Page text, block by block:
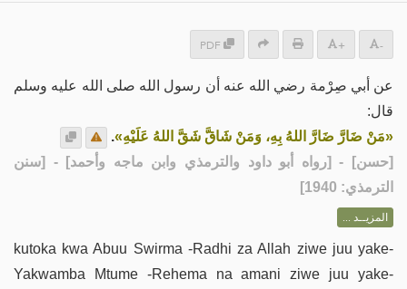
PDF + -
عن أبي صِرْمة رضي الله عنه أن رسول الله صلى الله عليه وسلم
قال:
«مَنْ ضَارَّ ضَارَّ اللهُ بِهِ، وَمَنْ شَاقَّ شَقَّ اللهُ عَلَيْهِ».
[حسن] - [رواه أبو داود والترمذي وابن ماجه وأحمد] - [سنن
الترمذي: 1940]
المزيــد ...
kutoka kwa Abuu Swirma -Radhi za Allah ziwe juu yake-
Yakwamba Mtume -Rehema na amani ziwe juu yake-